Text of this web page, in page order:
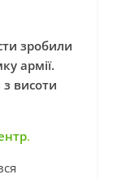
зробили
армії.
висоти
.